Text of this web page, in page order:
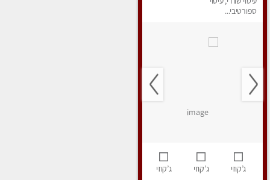
ספורטיבי...
ג’קוזי ג’קוזי ג’קוזי